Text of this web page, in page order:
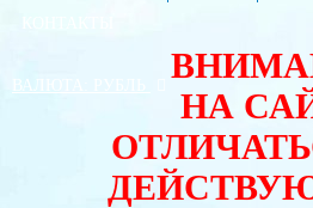
ВАЛЮТА:
НА